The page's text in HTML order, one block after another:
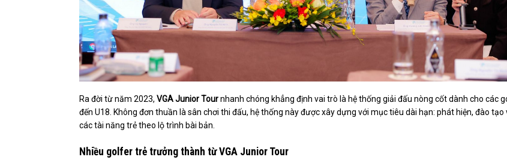
Ra đời từ năm 2023, VGA Junior Tournhanh chóng khẳng định vai trò là hệ thống giải đấu nòng cốt dành cho các
đến U18. Không đơn thuần là sân chơi thi đấu, hệ thống này được xây dựng với mục tiêu dài hạn: phát hiện, đào tạo
các tài năng trẻ theo lộ trình bài bản.
Nhiều golfer trẻ trưởng thành từ VGA Junior Tour